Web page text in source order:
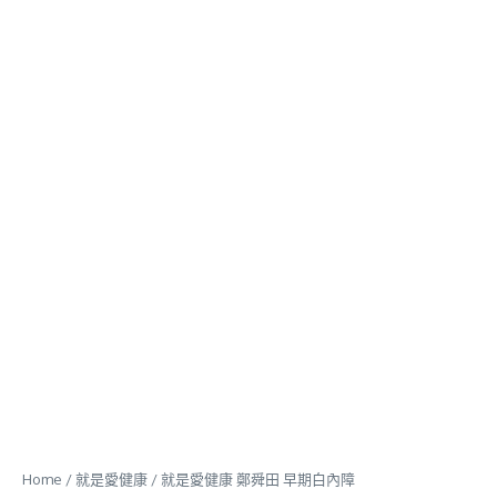
Home /就是愛健康 /就是愛健康 鄭舜田 早期白內障